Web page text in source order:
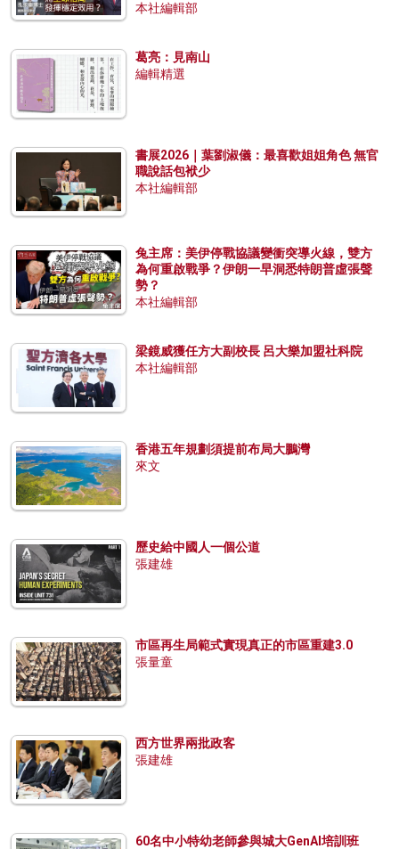
本社編輯部
葛亮：見南山
編輯精選
書展2026｜葉劉淑儀：最喜歡姐姐角色 無官
職說話包袱少
本社編輯部
兔主席：美伊停戰協議變衝突導火線，雙方
為何重啟戰爭？伊朗一早洞悉特朗普虛張聲
勢？
本社編輯部
梁鏡威獲任方大副校長 呂大樂加盟社科院
本社編輯部
香港五年規劃須提前布局大鵬灣
來文
歷史給中國人一個公道
張建雄
市區再生局範式實現真正的市區重建3.0
張量童
西方世界兩批政客
張建雄
60名中小特幼老師參與城大GenAI培訓班